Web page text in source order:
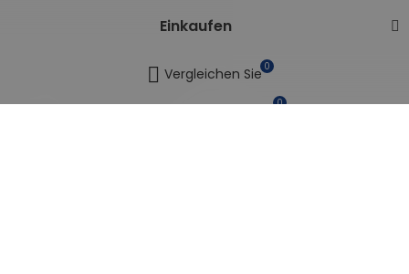
Einkaufen
Vergleichen Sie 0
0